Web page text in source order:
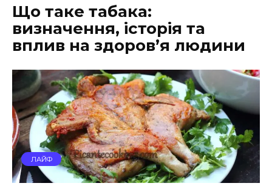
Що таке табака:
визначення, історія та
вплив на здоров’я людини
ЛАЙФ